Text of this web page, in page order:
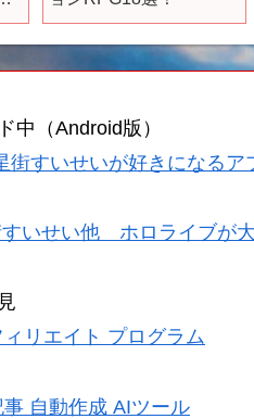
中（Android版）
すいせいが好きになるア
いせい他 ホロライブが
リエイト プログラム
自動作成 AIツール